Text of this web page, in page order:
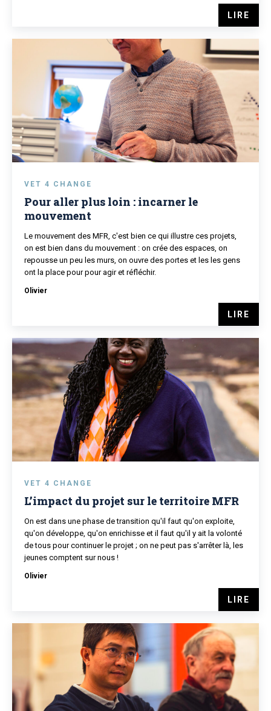
LIRE
VET 4 CHANGE
Pour aller plus loin : incarner le
mouvement
Le mouvement des MFR, c'est bien ce qui illustre ces projets,
on est bien dans du mouvement : on crée des espaces, on
repousse un peu les murs, on ouvre des portes et les les gens
ont la place pour pour agir et réfléchir.
Olivier
LIRE
VET 4 CHANGE
L’impact du projet sur le territoire MFR
On est dans une phase de transition qu'il faut qu'on exploite,
qu'on développe, qu'on enrichisse et il faut qu'il y ait la volonté
de tous pour continuer le projet ; on ne peut pas s'arrêter là, les
jeunes comptent sur nous !
Olivier
LIRE